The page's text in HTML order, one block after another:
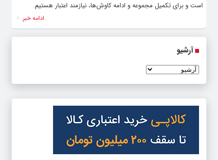
است و برای تکمیل مجموعه و ادامه کاوش‌ها، نیازمند اعتبار هستیم.
ادامه خبر
آرشیو